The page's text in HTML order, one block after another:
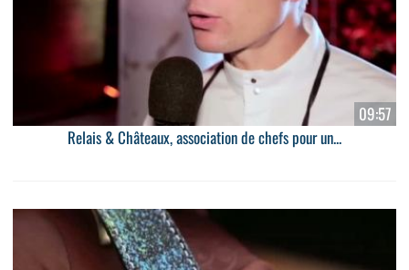
09:57
Relais & Châteaux, association de chefs pour un...